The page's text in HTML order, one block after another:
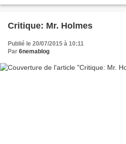
Critique: Mr. Holmes
Publié le 20/07/2015 à 10:11
Par 6nemablog